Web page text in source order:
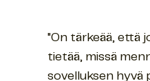
"On tärkeää, että
tietää, missä
sovelluksen hyvä